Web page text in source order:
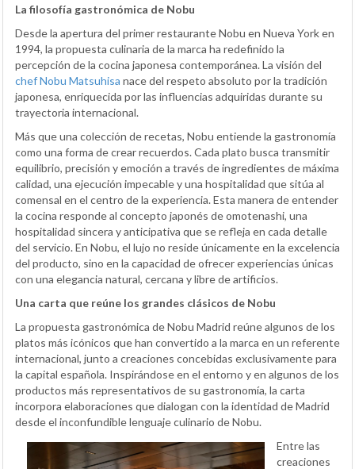
La filosofía gastronómica de Nobu
Desde la apertura del primer restaurante Nobu en Nueva York en
1994, la propuesta culinaria de la marca ha redefinido la
percepción de la cocina japonesa contemporánea. La visión del
chef Nobu Matsuhisa nace del respeto absoluto por la tradición
japonesa, enriquecida por las influencias adquiridas durante su
trayectoria internacional.
Más que una colección de recetas, Nobu entiende la gastronomía
como una forma de crear recuerdos. Cada plato busca transmitir
equilibrio, precisión y emoción a través de ingredientes de máxima
calidad, una ejecución impecable y una hospitalidad que sitúa al
comensal en el centro de la experiencia. Esta manera de entender
la cocina responde al concepto japonés de omotenashi, una
hospitalidad sincera y anticipativa que se refleja en cada detalle
del servicio. En Nobu, el lujo no reside únicamente en la excelencia
del producto, sino en la capacidad de ofrecer experiencias únicas
con una elegancia natural, cercana y libre de artificios.
Una carta que reúne los grandes clásicos de Nobu
La propuesta gastronómica de Nobu Madrid reúne algunos de los
platos más icónicos que han convertido a la marca en un referente
internacional, junto a creaciones concebidas exclusivamente para
la capital española. Inspirándose en el entorno y en algunos de los
productos más representativos de su gastronomía, la carta
incorpora elaboraciones que dialogan con la identidad de Madrid
desde el inconfundible lenguaje culinario de Nobu.
Entre las
creaciones